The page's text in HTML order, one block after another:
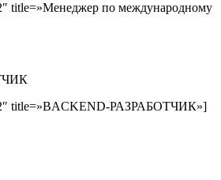
title=»Менеджер по международному
title=»BACKEND-РАЗРАБОТЧИК»]